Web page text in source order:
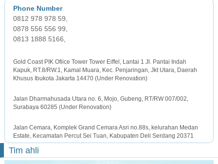
0812 978 978 59,
0878 556 556 99,
0813 1888 5166,
Gold Coast PIK Ofiice Tower Tower Eiffel, Lantai 1 Jl. Pantai Indah
Kapuk, RT.8/RW.1, Kamal Muara, Kec. Penjaringan, Jkt Utara, Daerah
Khusus Ibukota Jakarta 14470 (Under Renovation)
Jalan Dharmahusada Utara no. 6, Mojo, Gubeng, RT/RW 007/002,
Surabaya 60285 (Under Renovation)
Jalan Cemara, Komplek Grand Cemara Asri no.88s, kelurahan Medan
Estate, Kecamatan Percut Sei Tuan, Kabupaten Deli Serdang 20371
Tim ahli